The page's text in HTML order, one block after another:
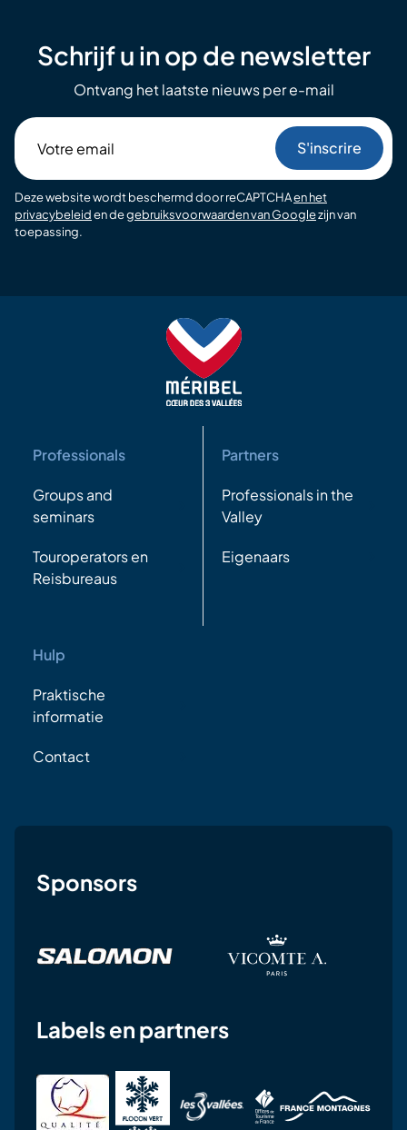
Schrijf u in op de newsletter
Ontvang het laatste nieuws per e-mail
email
Deze website wordt beschermd door reCAPTCHAen het
privacybeleiden degebruiksvoorwaarden van Googlezijn van
toepassing.
Professionals
Groups and
seminars
Touroperators en
Reisbureaus
Partners
Professionals in the
Valley
Eigenaars
Hulp
Praktische
informatie
Contact
Sponsors
Labels en partners